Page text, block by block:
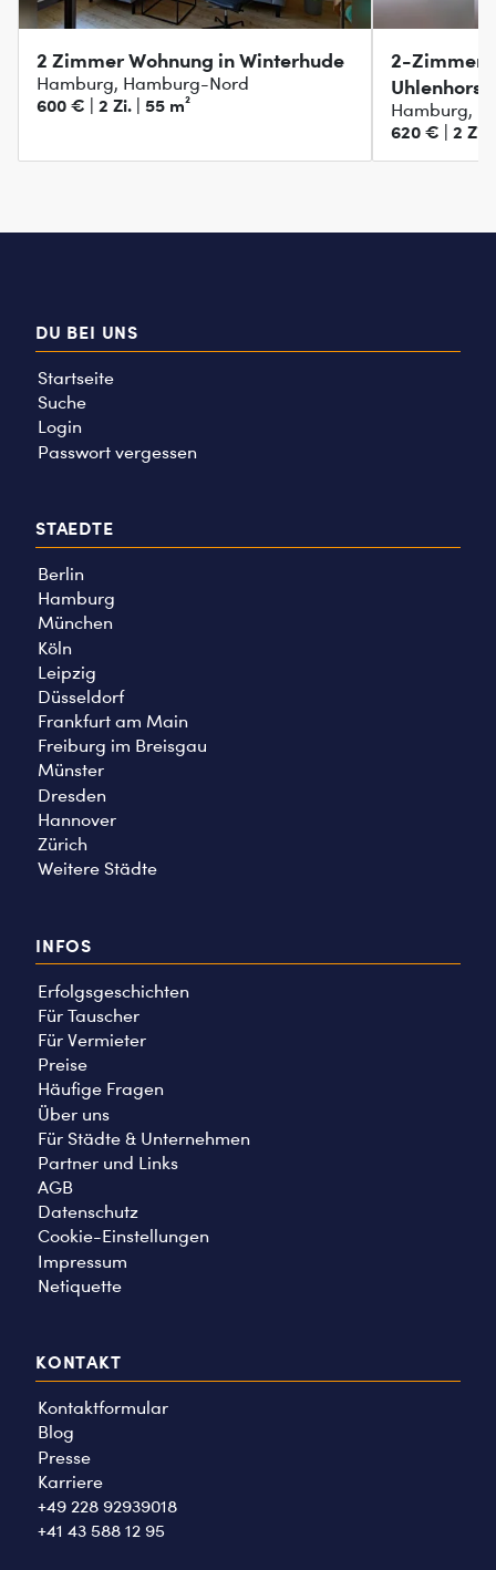
2 Zimmer Wohnung in Winterhude
Hamburg, Hamburg-Nord
600 € | 2 Zi. | 55 m²
2-Zimmer
Tausch
Hamburg,
620 € | 2 Zi.
DU BEI UNS
Startseite
Suche
Login
Passwort vergessen
STAEDTE
Berlin
Hamburg
München
Köln
Leipzig
Düsseldorf
Frankfurt am Main
Freiburg im Breisgau
Münster
Dresden
Hannover
Zürich
Weitere Städte
INFOS
Erfolgsgeschichten
Für Tauscher
Für Vermieter
Preise
Häufige Fragen
Über uns
Für Städte & Unternehmen
Partner und Links
AGB
Datenschutz
Cookie-Einstellungen
Impressum
Netiquette
KONTAKT
Kontaktformular
Blog
Presse
Karriere
+49 228 92939018
+41 43 588 12 95